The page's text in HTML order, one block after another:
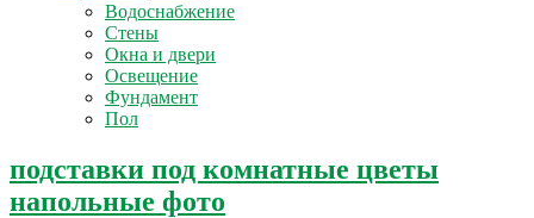
Водоснабжение
Стены
Окна и двери
Освещение
Фундамент
Пол
подставки под комнатные цветы
напольные фото